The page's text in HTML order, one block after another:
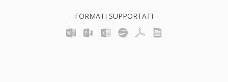
FORMATI SUPPORTATI